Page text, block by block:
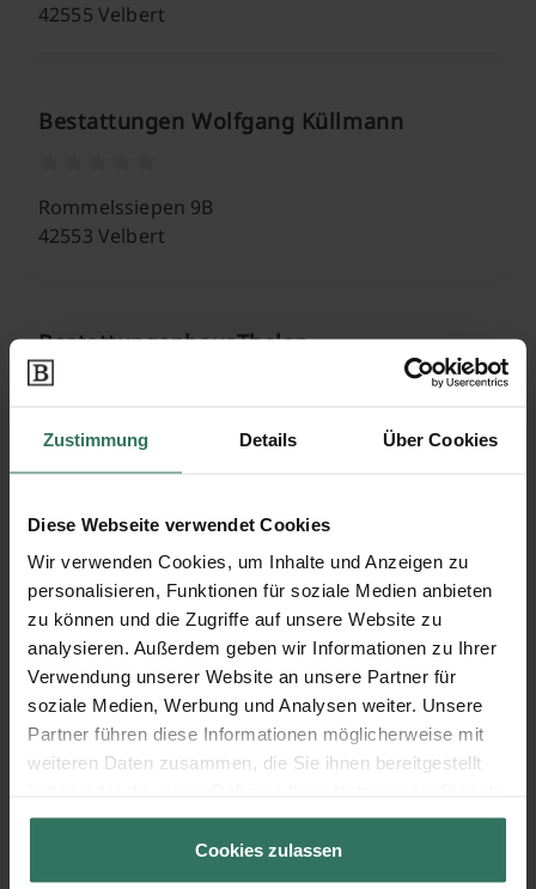
Zustimmung Details Über Cookies
Diese Webseite verwendet Cookies
Wir verwenden Cookies, um Inhalte und Anzeigen zu
personalisieren, Funktionen für soziale Medien anbieten
zu können und die Zugriffe auf unsere Website zu
analysieren. Außerdem geben wir Informationen zu Ihrer
Verwendung unserer Website an unsere Partner für
soziale Medien, Werbung und Analysen weiter. Unsere
Partner führen diese Informationen möglicherweise mit
weiteren Daten zusammen, die Sie ihnen bereitgestellt
gesammelt haben.
Cookies zulassen
42555 Velbert
Bestattungen Wolfgang Küllmann
Rommelssiepen 9B
42553 Velbert
BestattungenhausThelen
Schulstr. 31
40721 Hilden
Bestattungshaus Frankenheim GmbH + Co.
KG
Lindenheider Str. 53
40822 Mettmann
Bestattungshaus Heimeshoff